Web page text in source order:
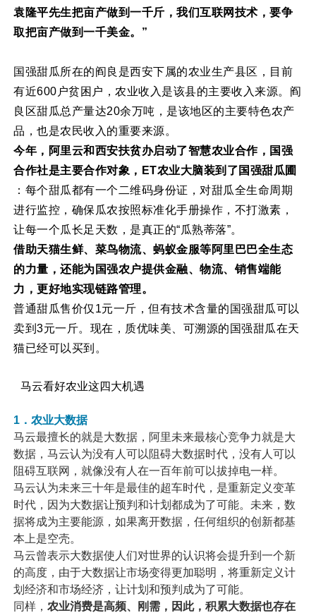
袁隆平先生把亩产做到一千斤，我们互联网技术，要争
取把亩产做到一千美金。”
国强甜瓜所在的阎良是西安下属的农业生产县区，目前
有近600户贫困户，农业收入是该县的主要收入来源。阎
良区甜瓜总产量达20余万吨，是该地区的主要特色农产
品，也是农民收入的重要来源。
今年，阿里云和西安扶贫办启动了智慧农业合作，国强
合作社是主要合作对象，ET农业大脑装到了国强甜瓜圃
：每个甜瓜都有一个二维码身份证，对甜瓜全生命周期
进行监控，确保瓜农按照标准化手册操作，不打激素，
让每一个瓜长足天数，是真正的“瓜熟蒂落”。
借助天猫生鲜、菜鸟物流、蚂蚁金服等阿里巴巴全生态
的力量，还能为国强农户提供金融、物流、销售端能
力，更好地实现链路管理。
普通甜瓜售价仅1元一斤，但有技术含量的国强甜瓜可以
卖到3元一斤。现在，质优味美、可溯源的国强甜瓜在天
猫已经可以买到。
马云看好农业这四大机遇
1．农业大数据
马云最擅长的就是大数据，阿里未来最核心竞争力就是大
数据，马云认为没有人可以阻碍大数据时代，没有人可以
阻碍互联网，就像没有人在一百年前可以拔掉电一样。
马云认为未来三十年是最佳的超车时代，是重新定义变革
时代，因为大数据让预判和计划都成为了可能。未来，数
据将成为主要能源，如果离开数据，任何组织的创新都基
本上是空壳。
马云曾表示大数据使人们对世界的认识将会提升到一个新
的高度，由于大数据让市场变得更加聪明，将重新定义计
划经济和市场经济，让计划和预判成为了可能。
同样，农业消费是高频、刚需，因此，积累大数据也存在